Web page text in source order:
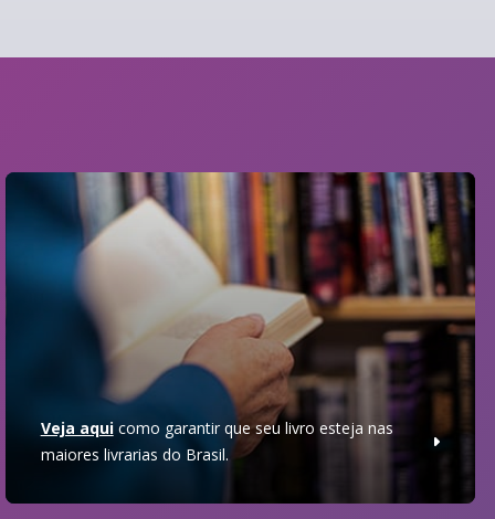
Veja aquicomo garantir que seu livro esteja nas
maiores livrarias do Brasil.